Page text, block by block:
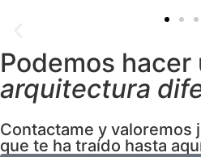
Podemos hacer
arquitectura
Contactame y valoremos
que te ha traído hasta